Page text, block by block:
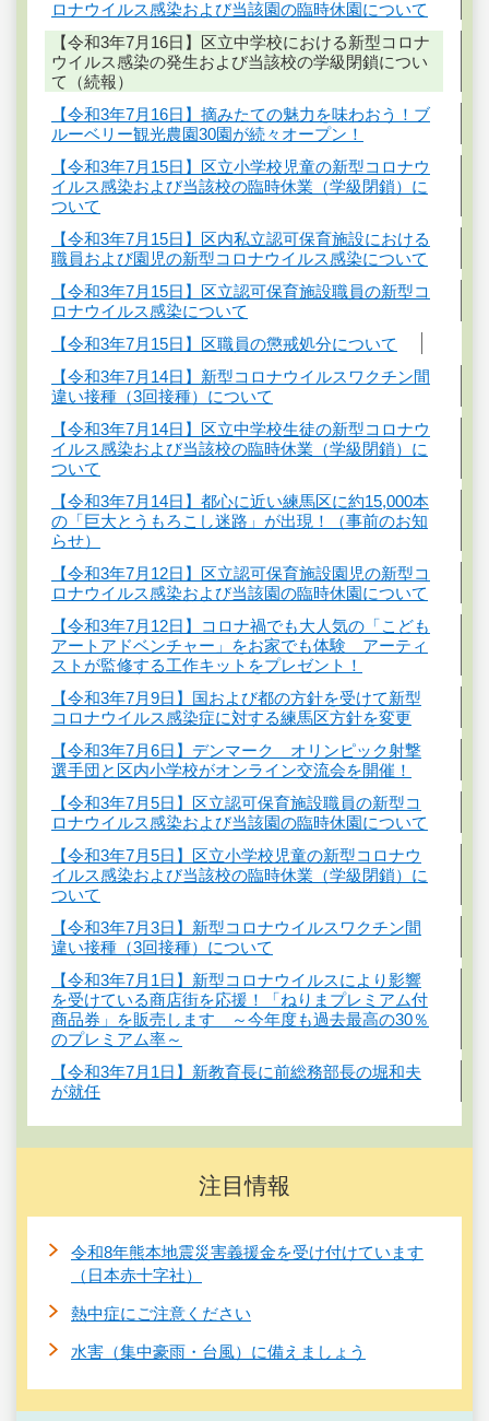
ロナウイルス感染および当該園の臨時休園について
【令和3年7月16日】区立中学校における新型コロナ
ウイルス感染の発生および当該校の学級閉鎖につい
て（続報）
【令和3年7月16日】摘みたての魅力を味わおう！ブ
ルーベリー観光農園30園が続々オープン！
【令和3年7月15日】区立小学校児童の新型コロナウ
イルス感染および当該校の臨時休業（学級閉鎖）に
ついて
【令和3年7月15日】区内私立認可保育施設における
職員および園児の新型コロナウイルス感染について
【令和3年7月15日】区立認可保育施設職員の新型コ
ロナウイルス感染について
【令和3年7月15日】区職員の懲戒処分について
【令和3年7月14日】新型コロナウイルスワクチン間
違い接種（3回接種）について
【令和3年7月14日】区立中学校生徒の新型コロナウ
イルス感染および当該校の臨時休業（学級閉鎖）に
ついて
【令和3年7月14日】都心に近い練馬区に約15,000本
の「巨大とうもろこし迷路」が出現！（事前のお知
らせ）
【令和3年7月12日】区立認可保育施設園児の新型コ
ロナウイルス感染および当該園の臨時休園について
【令和3年7月12日】コロナ禍でも大人気の「こども
アートアドベンチャー」をお家でも体験 アーティ
ストが監修する工作キットをプレゼント！
【令和3年7月9日】国および都の方針を受けて新型
コロナウイルス感染症に対する練馬区方針を変更
【令和3年7月6日】デンマーク オリンピック射撃
選手団と区内小学校がオンライン交流会を開催！
【令和3年7月5日】区立認可保育施設職員の新型コ
ロナウイルス感染および当該園の臨時休園について
【令和3年7月5日】区立小学校児童の新型コロナウ
イルス感染および当該校の臨時休業（学級閉鎖）に
ついて
【令和3年7月3日】新型コロナウイルスワクチン間
違い接種（3回接種）について
【令和3年7月1日】新型コロナウイルスにより影響
を受けている商店街を応援！「ねりまプレミアム付
商品券」を販売します ～今年度も過去最高の30％
のプレミアム率～
【令和3年7月1日】新教育長に前総務部長の堀和夫
が就任
注目情報
令和8年熊本地震災害義援金を受け付けています
（日本赤十字社）
熱中症にご注意ください
水害（集中豪雨・台風）に備えましょう